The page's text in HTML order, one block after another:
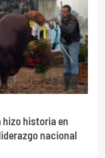
historia en
nacional